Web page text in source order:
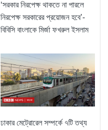
‘সরকার নিরপেক্ষ থাকতে না পারলে
নিরপেক্ষ সরকারের প্রয়োজন হবে’-
বিবিসি বাংলাকে মির্জা ফখরুল ইসলাম
ঢাকার মেট্রোরেল সম্পর্কে ৭টি তথ্য